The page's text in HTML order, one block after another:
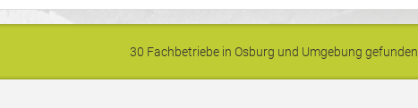
30 Fachbetriebe in Osburg und Umgebung gefunden